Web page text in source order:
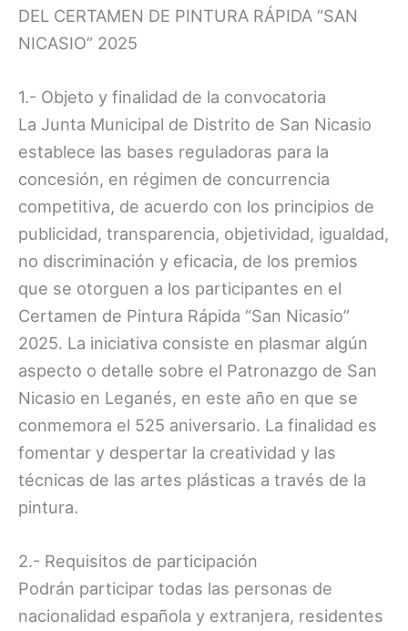
DEL CERTAMEN DE PINTURA RÁPIDA “SAN
NICASIO” 2025
1.- Objeto y finalidad de la convocatoria
La Junta Municipal de Distrito de San Nicasio
establece las bases reguladoras para la
concesión, en régimen de concurrencia
competitiva, de acuerdo con los principios de
publicidad, transparencia, objetividad, igualdad,
no discriminación y eficacia, de los premios
que se otorguen a los participantes en el
Certamen de Pintura Rápida “San Nicasio”
2025. La iniciativa consiste en plasmar algún
aspecto o detalle sobre el Patronazgo de San
Nicasio en Leganés, en este año en que se
conmemora el 525 aniversario. La finalidad es
fomentar y despertar la creatividad y las
técnicas de las artes plásticas a través de la
pintura.
2.- Requisitos de participación
Podrán participar todas las personas de
nacionalidad española y extranjera, residentes